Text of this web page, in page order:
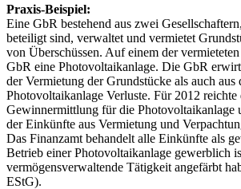
Praxis-Beispiel:
Eine GbR bestehend aus zwei
beteiligt sind, verwaltet und vermietet
von Überschüssen. Auf einem der
GbR eine Photovoltaikanlage. Die GbR
der Vermietung der Grundstücke als auch aus
Photovoltaikanlage Verluste. Für 2012
Gewinnermittlung für die Photovoltaikanlage
der Einkünfte aus Vermietung und
Das Finanzamt behandelt alle Einkünfte als
Betrieb einer Photovoltaikanlage gewerblich
vermögensverwaltende Tätigkeit angefärbt
EStG).